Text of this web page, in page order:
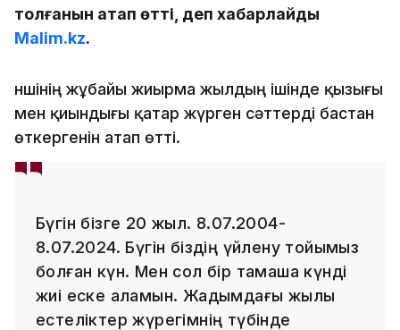
толғанын атап өтті, деп хабарлайды
Malim.kz.
Әншінің жұбайы жиырма жылдың ішінде қызығы
мен қиындығы қатар жүрген сәттерді бастан
өткергенін атап өтті.
Бүгін бізге 20 жыл. 8.07.2004-
8.07.2024. Бүгін біздің үйлену тойымыз
болған күн. Мен сол бір тамаша күнді
жиі еске аламын. Жадымдағы жылы
естеліктер жүрегімнің түбінде